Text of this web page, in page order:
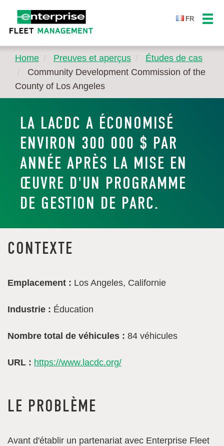
FR
Home Preuves et aperçus
Études de cas
Community Development Commission of the
County of Los Angeles
LA LACDC A ÉCONOMISÉ
ENVIRON 300 000 $ PAR
ANNÉE APRÈS LA MISE EN
ŒUVRE D'UN PROGRAMME
DE GESTION DE PARC.
CONTEXTE
Emplacement : Los Angeles, Californie
Industrie : Éducation
Nombre total de véhicules : 84 véhicules
URL : https://www.lacdc.org/
LE PROBLÈME
Avant d'établir un partenariat avec Enterprise Fleet